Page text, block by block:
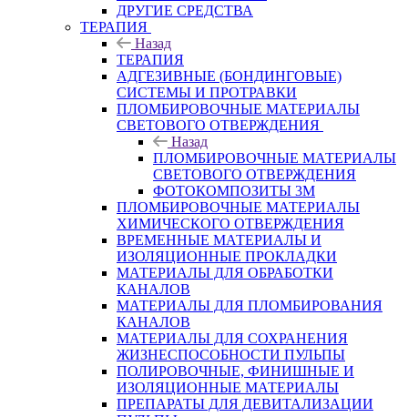
ДРУГИЕ СРЕДСТВА
ТЕРАПИЯ
Назад
ТЕРАПИЯ
АДГЕЗИВНЫЕ (БОНДИНГОВЫЕ)
СИСТЕМЫ И ПРОТРАВКИ
ПЛОМБИРОВОЧНЫЕ МАТЕРИАЛЫ
СВЕТОВОГО ОТВЕРЖДЕНИЯ
Назад
ПЛОМБИРОВОЧНЫЕ МАТЕРИАЛЫ
СВЕТОВОГО ОТВЕРЖДЕНИЯ
ФОТОКОМПОЗИТЫ 3М
ПЛОМБИРОВОЧНЫЕ МАТЕРИАЛЫ
ХИМИЧЕСКОГО ОТВЕРЖДЕНИЯ
ВРЕМЕННЫЕ МАТЕРИАЛЫ И
ИЗОЛЯЦИОННЫЕ ПРОКЛАДКИ
МАТЕРИАЛЫ ДЛЯ ОБРАБОТКИ
КАНАЛОВ
МАТЕРИАЛЫ ДЛЯ ПЛОМБИРОВАНИЯ
КАНАЛОВ
МАТЕРИАЛЫ ДЛЯ СОХРАНЕНИЯ
ЖИЗНЕСПОСОБНОСТИ ПУЛЬПЫ
ПОЛИРОВОЧНЫЕ, ФИНИШНЫЕ И
ИЗОЛЯЦИОННЫЕ МАТЕРИАЛЫ
ПРЕПАРАТЫ ДЛЯ ДЕВИТАЛИЗАЦИИ